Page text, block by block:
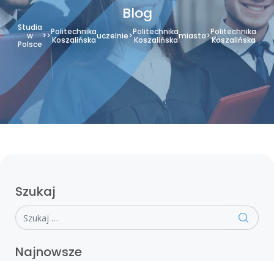
Blog
Studia
w
Polsce
>>Politechnika
Koszalińskauczelnie>Politechnika
Koszalińskamiasta>Politechnika
Koszalińska
Szukaj
Szukaj
Najnowsze